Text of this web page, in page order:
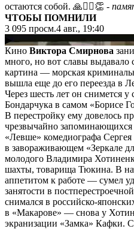
остаются собой. 🙏❤️‍🔥👏 -
ЧТОБЫ ПОМНИЛИ
3 095 просм.4 авг., 19:40
▶
Кино Виктора Смирнова
много, но вот славы
картина — морская
вышла еще до его переезда в
Через шесть лет он снимется у
Бондарчука в самом «Борисе
В перестройку ему довелось
чрезвычайно
«Левше» комедиографа
в завораживающем «Зеркале
молодого Владимира
шахты, товарища Тюкина. В
аппетитом к работе — сумел
занятости в
снимался в российско-
в «Макарове» — снова у
экранизации «Замка» Кафки.